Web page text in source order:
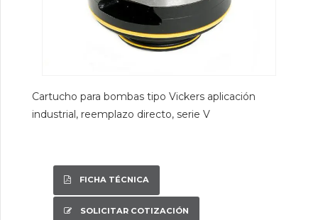
Cartucho para bombas tipo Vickers aplicación
industrial, reemplazo directo, serie V
FICHA TÉCNICA
SOLICITAR COTIZACIÓN